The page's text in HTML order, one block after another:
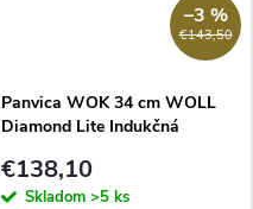
€143,50
–3 %
Panvica WOK 34 cm WOLL
Diamond Lite Indukčná
rukoväťou
€138,10
Skladom >5 ks